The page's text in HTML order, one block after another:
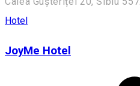
Hotel
JoyMe Hotel